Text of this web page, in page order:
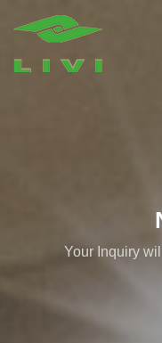
Your Inquiry